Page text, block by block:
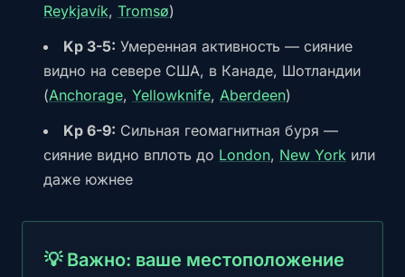
Reykjavík, Tromsø)
Kp 3-5: Умеренная активность — сияние
видно на севере США, в Канаде, Шотландии
(Anchorage, Yellowknife, Aberdeen)
Kp 6-9: Сильная геомагнитная буря —
сияние видно вплоть до London, New York или
даже южнее
💡 Важно: ваше местоположение